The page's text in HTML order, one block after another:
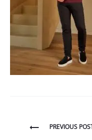
BerichtPREVIOUS